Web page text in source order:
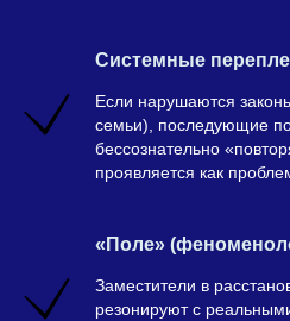
Системные
Если нарушаются
семьи), последующие
бессознательно
проявляется как
«Поле»
Заместители в
резонируют с